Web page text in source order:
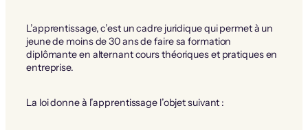
L’apprentissage, c’est un cadre juridique qui permet à un
jeune de moins de 30 ans de faire sa formation
diplômante en alternant cours théoriques et pratiques en
entreprise.
La loi donne à l’apprentissage l’objet suivant :